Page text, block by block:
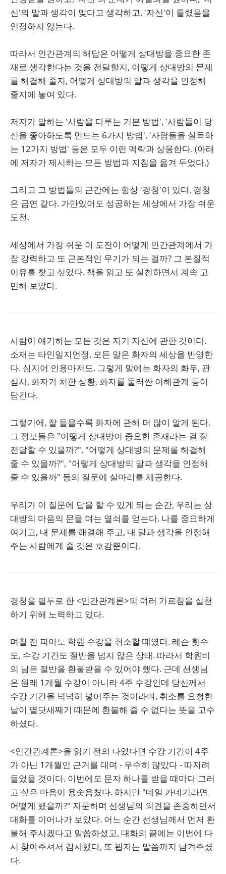
신'의 말과 생각이 맞다고 생각하고, '자신'이 틀렸음을
인정하지 않는다.
따라서 인간관계의 해답은 어떻게 상대방을 중요한 존
재로 생각한다는 것을 전달할지, 어떻게 상대방의 문제
를 해결해 줄지, 어떻게 상대방의 말과 생각을 인정해
줄지에 놓여 있다.
저자가 말하는 '사람을 다루는 기본 방법', '사람들이 당
신을 좋아하도록 만드는 6가지 방법', '사람들을 설득하
는 12가지 방법' 등은 모두 이런 맥락과 상응한다. (아래
에 저자가 제시하는 모든 방법과 지침을 옮겨 두었다.)
그리고 그 방법들의 근간에는 항상 '경청'이 있다. 경청
은 금연 같다. 가만있어도 성공하는 세상에서 가장 쉬운
도전.
세상에서 가장 쉬운 이 도전이 어떻게 인간관계에서 가
장 강력하고 또 근본적인 무기가 되는 걸까? 그 본질적
이유를 찾고 싶었다. 책을 읽고 또 실천하면서 계속 고
민해 보았다.
사람이 얘기하는 모든 것은 자기 자신에 관한 것이다.
소재는 타인일지언정, 모든 말은 화자의 세상을 반영한
다. 심지어 인용마저도. 그렇게 말에는 화자의 화두, 관
심사, 화자가 처한 상황, 화자를 둘러싼 이해관계 등이
담긴다.
그렇기에, 잘 들을수록 화자에 관해 더 많이 알게 된다.
그 정보들은 "어떻게 상대방이 중요한 존재라는 걸 잘
전달할 수 있을까?", "어떻게 상대방의 문제를 해결해
줄 수 있을까?", "어떻게 상대방의 말과 생각을 인정해
줄 수 있을까" 등의 질문에 실마리를 제공한다.
우리가 이 질문에 답을 할 수 있게 되는 순간, 우리는 상
대방의 마음의 문을 여는 열쇠를 얻는다. 나를 중요하게
여기고, 내 문제를 해결해 주고, 내 말과 생각을 인정해
주는 사람에게 줄 것은 호감뿐이다.
경청을 필두로 한 <인간관계론>의 여러 가르침을 실천
하기 위해 노력하고 있다.
며칠 전 피아노 학원 수강을 취소할 때였다. 레슨 횟수
도, 수강 기간도 절반을 넘지 않은 상태. 따라서 학원비
의 남은 절반을 환불받을 수 있어야 했다. 근데 선생님
은 원래 1개월 수강이 아니라 4주 수강인데 당신께서
수강 기간을 넉넉히 넣어주는 것이라며, 취소를 요청한
날이 열닷새째기 때문에 환불해 줄 수 없다는 뜻을 고수
하셨다.
<인간관계론>을 읽기 전의 나였다면 수강 기간이 4주
가 아닌 1개월인 근거를 대며 - 무수히 많았다 - 따지려
들었을 것이다. 이번에도 문자 하나를 받을 때마다 그러
고 싶은 마음이 용솟음쳤다. 하지만 "데일 카네기라면
어떻게 했을까?" 자문하며 선생님의 의견을 존중하면서
대화를 이어나가 보았다. 어느 순간 선생님께서 먼저 환
불해 주시겠다고 말씀하셨고, 대화의 끝에는 이번에 다
시 찾아주셔서 감사했다, 또 뵙자는 말씀까지 남겨주셨
다.